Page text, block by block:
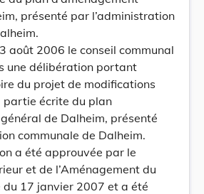
présenté par l’administration
août 2006 le conseil communal
une délibération portant
du projet de modifications
partie écrite du plan
de Dalheim, présenté
communale de Dalheim.
a été approuvée par le
et de l’Aménagement du
17 janvier 2007 et a été